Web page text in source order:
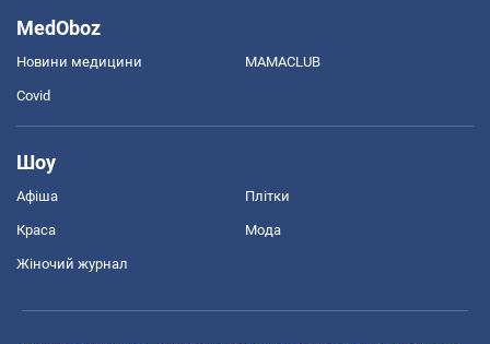
MedOboz
Новини медицини MAMACLUB
Covid
Шоу
Афіша Плітки
Краса Мода
Жіночий журнал